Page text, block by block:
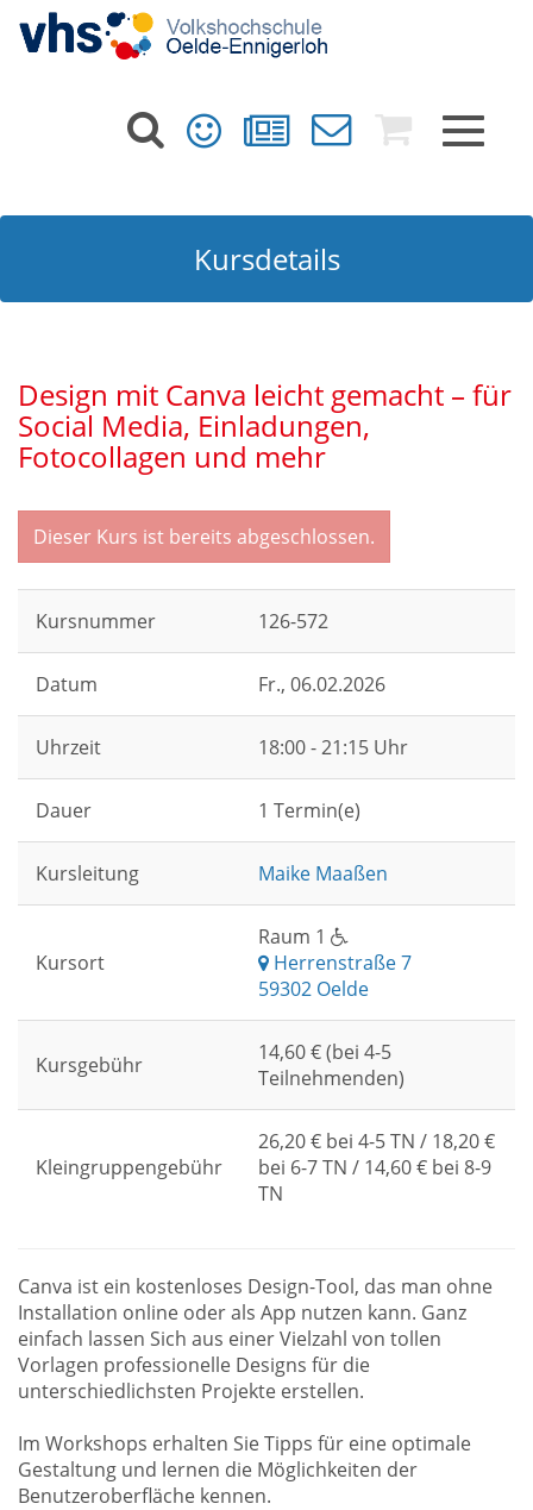
Toggle
Kursdetails
Design mit Canva leicht gemacht – für
Social Media, Einladungen,
Fotocollagen und mehr
Dieser Kurs ist bereits abgeschlossen.
Kursnummer 126-572
Datum Fr., 06.02.2026
Uhrzeit 18:00 - 21:15 Uhr
Dauer 1 Termin(e)
Kursleitung Maike Maaßen
Kursort
Raum 1
Herrenstraße 7
59302 Oelde
Kursgebühr
14,60 € (bei 4-5
Teilnehmenden)
Kleingruppengebühr
26,20 € bei 4-5 TN / 18,20 €
bei 6-7 TN / 14,60 € bei 8-9
TN
Canva ist ein kostenloses Design-Tool, das man ohne
Installation online oder als App nutzen kann. Ganz
einfach lassen Sich aus einer Vielzahl von tollen
Vorlagen professionelle Designs für die
unterschiedlichsten Projekte erstellen.
Im Workshops erhalten Sie Tipps für eine optimale
Gestaltung und lernen die Möglichkeiten der
Benutzeroberfläche kennen.